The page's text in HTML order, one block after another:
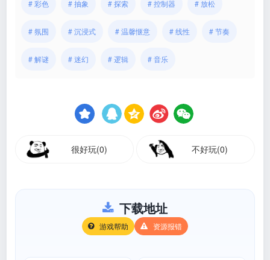
# 彩色 # 抽象 # 探索 # 控制器 # 放松
# 氛围 # 沉浸式 # 温馨惬意 # 线性 # 节奏
# 解谜 # 迷幻 # 逻辑 # 音乐
很好玩(0) 不好玩(0)
下载地址
游戏帮助 资源报错